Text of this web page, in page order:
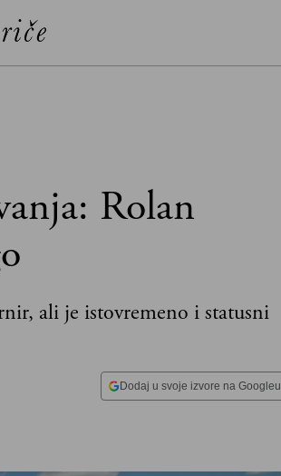
Rolan
ali je istovremeno i statusni
Dodaj u svoje izvore na Googleu